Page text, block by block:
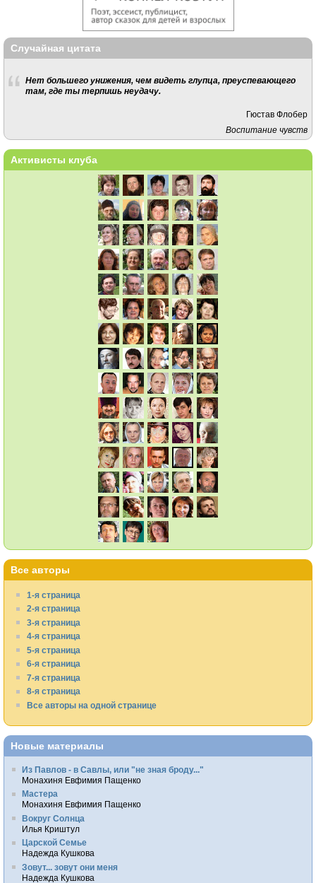
Случайная цитата
Нет большего унижения, чем видеть глупца, преуспевающего
там, где ты терпишь неудачу.
Гюстав Флобер
Воспитание чувств
Активисты клуба
Все авторы
1-я страница
2-я страница
3-я страница
4-я страница
5-я страница
6-я страница
7-я страница
8-я страница
Все авторы на одной странице
Новые материалы
Из Павлов - в Савлы, или "не зная броду..."
Монахиня Евфимия Пащенко
Мастера
Монахиня Евфимия Пащенко
Вокруг Солнца
Илья Криштул
Царской Семье
Надежда Кушкова
Зовут... зовут они меня
Надежда Кушкова